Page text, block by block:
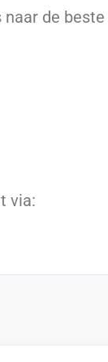
de beste
via: